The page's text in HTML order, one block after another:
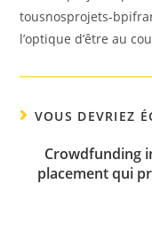
tousnosprojets-
l’optique d’être au
VOUS DEVRIEZ
Crowdfunding
placement qui